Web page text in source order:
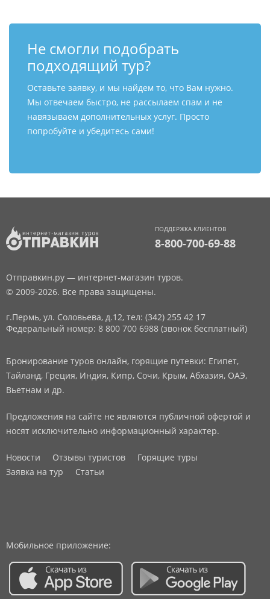
Не смогли подобрать
подходящий тур?
Оставьте заявку, и мы найдем то, что Вам нужно.
Мы отвечаем быстро, не рассылаем спам и не
навязываем дополнительных услуг. Просто
попробуйте и убедитесь сами!
ПОДДЕРЖКА КЛИЕНТОВ
8-800-700-69-88
Отправкин.ру — интернет-магазин туров.
© 2009-2026. Все права защищены.
г.Пермь, ул. Соловьева, д.12, тел: (342) 255 42 17
Федеральный номер: 8 800 700 6988 (звонок бесплатный)
Бронирование туров онлайн, горящие путевки: Египет,
Тайланд, Греция, Индия, Кипр, Сочи, Крым, Абхазия, ОАЭ,
Вьетнам и др.
Предложения на сайте не являются публичной офертой и
носят исключительно информационный характер.
Новости Отзывы туристов
Горящие туры
Заявка на тур
Статьи
Мобильное приложение: